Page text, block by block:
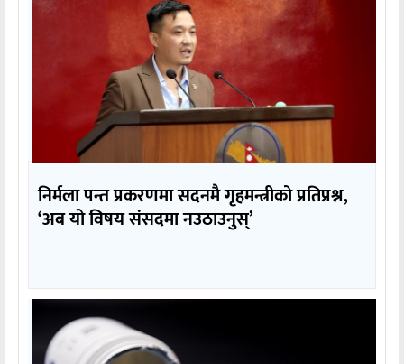
निर्मला पन्त प्रकरणमा सदनमै गृहमन्त्रीको प्रतिप्रश्न,
‘अब यो विषय संसदमा नउठाउनुस्’